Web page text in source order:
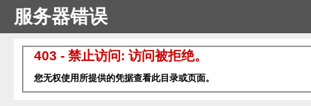
服务器错误
403 - 禁止访问: 访问被拒绝。
您无权使用所提供的凭据查看此目录或页面。